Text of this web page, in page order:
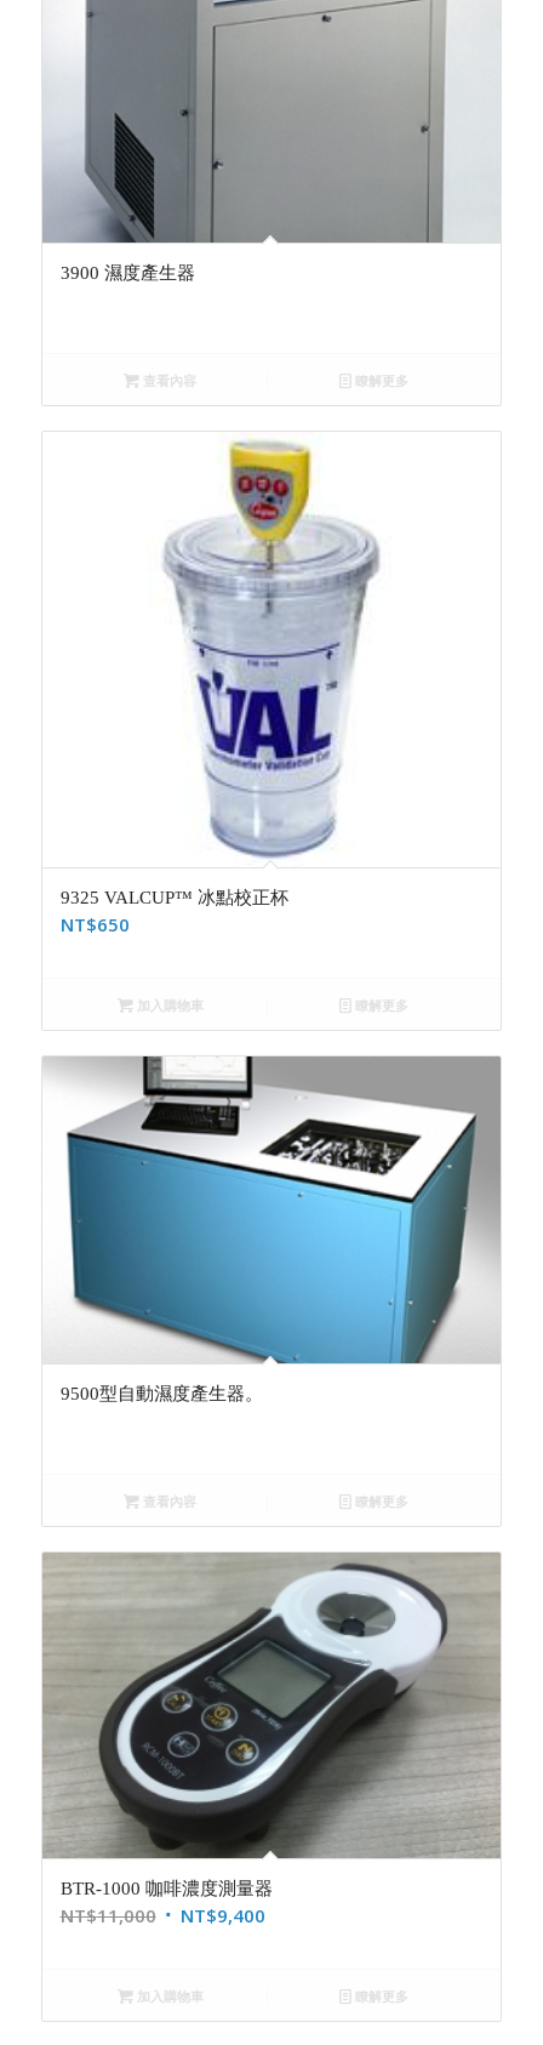
3900 濕度產生器
查看內容 瞭解更多
9325 VALCUP™ 冰點校正杯
NT$650
加入購物車 瞭解更多
9500型自動濕度產生器。
查看內容 瞭解更多
BTR-1000 咖啡濃度測量器
NT$11,000 NT$9,400
加入購物車 瞭解更多